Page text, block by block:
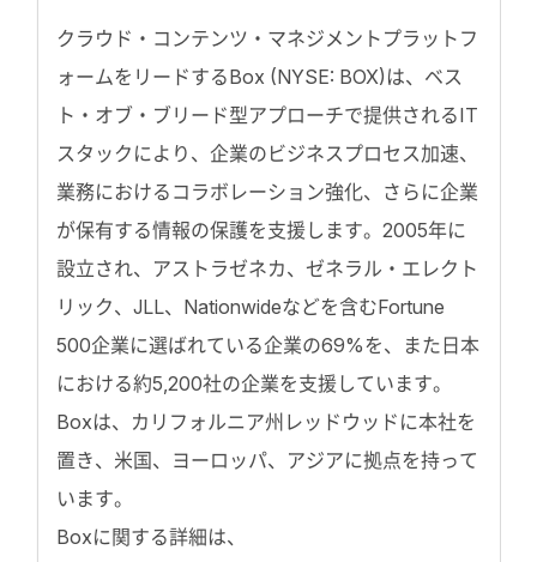
クラウド・コンテンツ・マネジメントプラットフ
ォームをリードするBox (NYSE: BOX)は、ベス
ト・オブ・ブリード型アプローチで提供されるIT
スタックにより、企業のビジネスプロセス加速、
業務におけるコラボレーション強化、さらに企業
が保有する情報の保護を支援します。2005年に
設立され、アストラゼネカ、ゼネラル・エレクト
リック、JLL、Nationwideなどを含むFortune
500企業に選ばれている企業の69%を、また日本
における約5,200社の企業を支援しています。
Boxは、カリフォルニア州レッドウッドに本社を
置き、米国、ヨーロッパ、アジアに拠点を持って
います。
Boxに関する詳細は、